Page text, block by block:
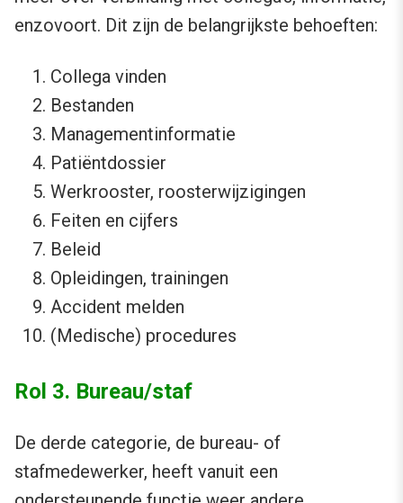
enzovoort. Dit zijn de belangrijkste behoeften:
Collega vinden
Bestanden
Managementinformatie
Patiëntdossier
Werkrooster, roosterwijzigingen
Feiten en cijfers
Beleid
Opleidingen, trainingen
Accident melden
(Medische) procedures
Rol 3. Bureau/staf
De derde categorie, de bureau- of
stafmedewerker, heeft vanuit een